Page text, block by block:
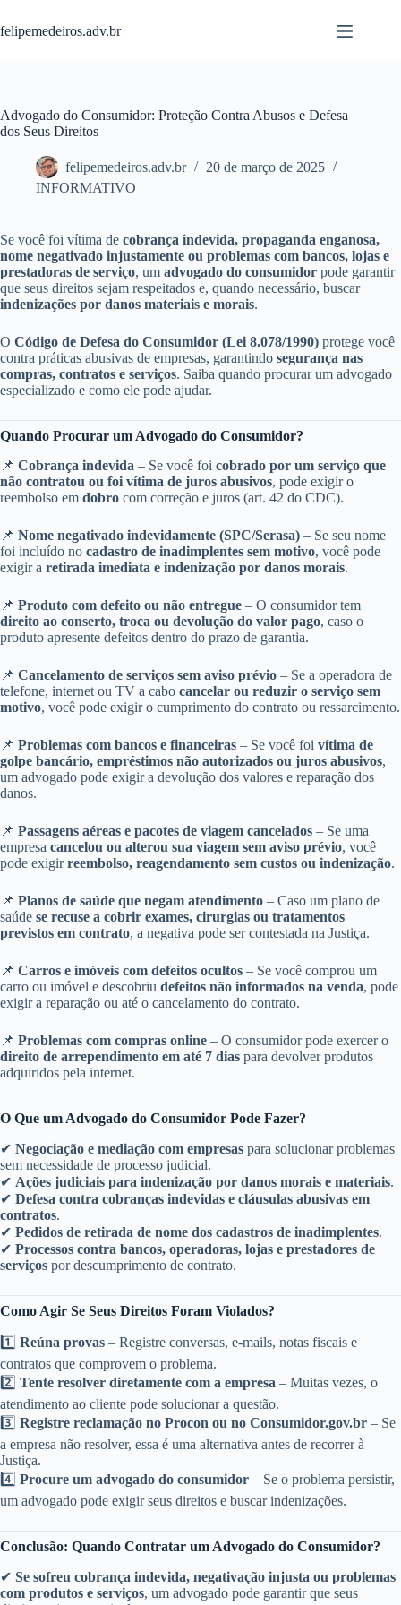
para
o
felipemedeiros.adv.br
Advogado do Consumidor: Proteção Contra Abusos e Defesa
dos Seus Direitos
felipemedeiros.adv.br
20 de março de 2025
INFORMATIVO
Se você foi vítima de cobrança indevida, propaganda enganosa,
nome negativado injustamente ou problemas com bancos, lojas e
prestadoras de serviço, um advogado do consumidor pode garantir
que seus direitos sejam respeitados e, quando necessário, buscar
indenizações por danos materiais e morais.
O Código de Defesa do Consumidor (Lei 8.078/1990) protege você
contra práticas abusivas de empresas, garantindo segurança nas
compras, contratos e serviços. Saiba quando procurar um advogado
especializado e como ele pode ajudar.
Quando Procurar um Advogado do Consumidor?
📌 Cobrança indevida – Se você foi cobrado por um serviço que
não contratou ou foi vítima de juros abusivos, pode exigir o
reembolso em dobro com correção e juros (art. 42 do CDC).
📌 Nome negativado indevidamente (SPC/Serasa) – Se seu nome
foi incluído no cadastro de inadimplentes sem motivo, você pode
exigir a retirada imediata e indenização por danos morais.
📌 Produto com defeito ou não entregue – O consumidor tem
direito ao conserto, troca ou devolução do valor pago, caso o
produto apresente defeitos dentro do prazo de garantia.
📌 Cancelamento de serviços sem aviso prévio – Se a operadora de
telefone, internet ou TV a cabo cancelar ou reduzir o serviço sem
motivo, você pode exigir o cumprimento do contrato ou ressarcimento.
📌 Problemas com bancos e financeiras – Se você foi vítima de
golpe bancário, empréstimos não autorizados ou juros abusivos,
um advogado pode exigir a devolução dos valores e reparação dos
danos.
📌 Passagens aéreas e pacotes de viagem cancelados – Se uma
empresa cancelou ou alterou sua viagem sem aviso prévio, você
pode exigirreembolso, reagendamento sem custos ou indenização.
📌 Planos de saúde que negam atendimento – Caso um plano de
saúde se recuse a cobrir exames, cirurgias ou tratamentos
previstos em contrato, a negativa pode ser contestada na Justiça.
📌 Carros e imóveis com defeitos ocultos – Se você comprou um
carro ou imóvel e descobriu defeitos não informados na venda, pode
exigir a reparação ou até o cancelamento do contrato.
📌 Problemas com compras online – O consumidor pode exercer o
direito de arrependimento em até 7 dias para devolver produtos
adquiridos pela internet.
O Que um Advogado do Consumidor Pode Fazer?
✔ Negociação e mediação com empresas para solucionar problemas
sem necessidade de processo judicial.
✔ Ações judiciais para indenização por danos morais e materiais.
✔ Defesa contra cobranças indevidas e cláusulas abusivas em
contratos.
✔ Pedidos de retirada de nome dos cadastros de inadimplentes.
✔ Processos contra bancos, operadoras, lojas e prestadores de
serviços por descumprimento de contrato.
Como Agir Se Seus Direitos Foram Violados?
1️⃣ Reúna provas – Registre conversas, e-mails, notas fiscais e
contratos que comprovem o problema.
2️⃣ Tente resolver diretamente com a empresa – Muitas vezes, o
atendimento ao cliente pode solucionar a questão.
3️⃣ Registre reclamação no Procon ou no Consumidor.gov.br – Se
a empresa não resolver, essa é uma alternativa antes de recorrer à
Justiça.
4️⃣ Procure um advogado do consumidor – Se o problema persistir,
um advogado pode exigir seus direitos e buscar indenizações.
Conclusão: Quando Contratar um Advogado do Consumidor?
✔ Se sofreu cobrança indevida, negativação injusta ou problemas
com produtos e serviços, um advogado pode garantir que seus